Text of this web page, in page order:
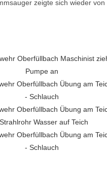
zeigte sich wieder von